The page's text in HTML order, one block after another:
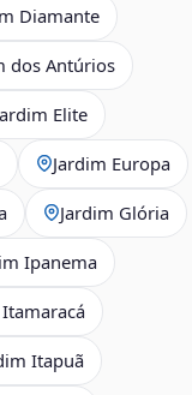
Diamante
dos Antúrios
Elite
Jardim Europa
Jardim Glória
Ipanema
Itapuã